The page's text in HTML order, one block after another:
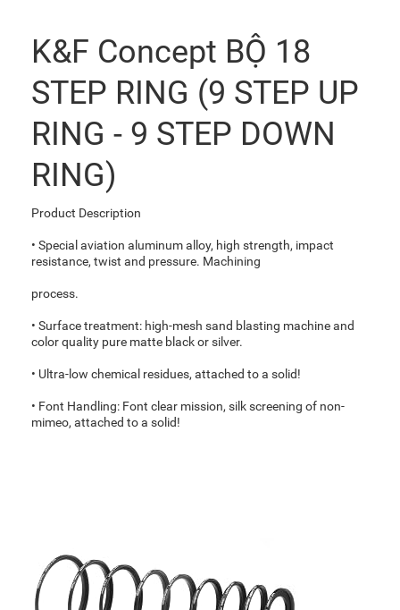
K&F Concept BỘ 18
STEP RING (9 STEP UP
RING - 9 STEP DOWN
RING)
Product Description
• Special aviation aluminum alloy, high strength, impact
resistance, twist and pressure. Machining
process.
• Surface treatment: high-mesh sand blasting machine and
color quality pure matte black or silver.
• Ultra-low chemical residues, attached to a solid!
• Font Handling: Font clear mission, silk screening of non-
mimeo, attached to a solid!